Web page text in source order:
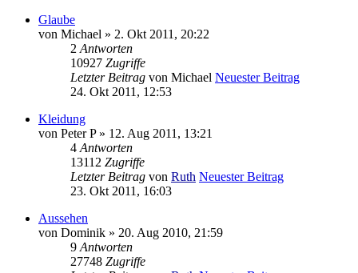
Glaube
von Michael » 2. Okt 2011, 20:22
2 Antworten
10927 Zugriffe
Letzter Beitrag von Michael Neuester Beitrag
24. Okt 2011, 12:53
Kleidung
von Peter P» 12. Aug 2011, 13:21
4 Antworten
13112 Zugriffe
Letzter Beitrag von Ruth Neuester Beitrag
23. Okt 2011, 16:03
Aussehen
von Dominik » 20. Aug 2010, 21:59
9 Antworten
27748 Zugriffe